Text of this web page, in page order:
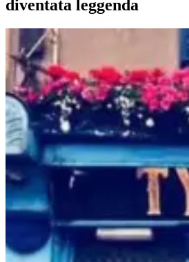
diventata leggenda